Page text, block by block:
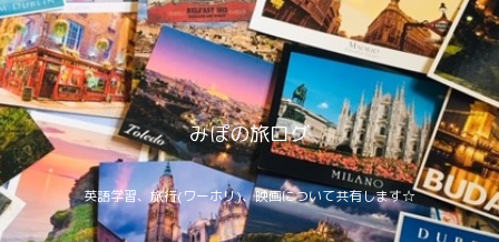
みぽの旅ログ
英語学習、旅行(ワーホリ)、映画について共有します☆